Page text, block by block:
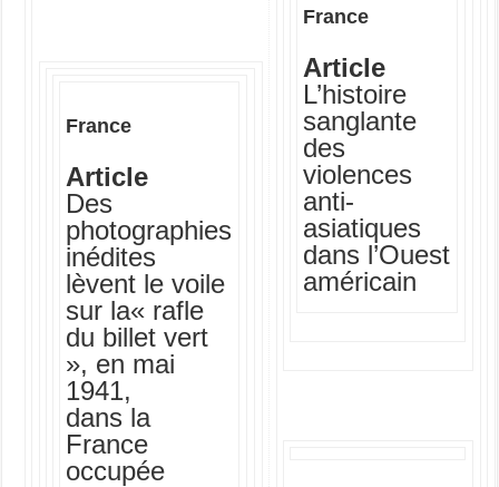
France
Article
Des
photographies
inédites
lèvent le voile
sur la« rafle
du billet vert
», en mai
1941,
dans la
France
occupée
France
Article
L’histoire
sanglante
des
violences
anti-
asiatiques
dans l’Ouest
américain